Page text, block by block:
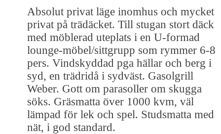
Absolut privat läge inomhus och mycket
privat på trädäcket. Till stugan stort däck
med möblerad uteplats i en U-formad
lounge-möbel/sittgrupp som rymmer 6-8
pers. Vindskyddad pga hällar och berg i
syd, en trädridå i sydväst. Gasolgrill
Weber. Gott om parasoller om skugga
söks. Gräsmatta över 1000 kvm, väl
lämpad för lek och spel. Studsmatta med
nät, i god standard.